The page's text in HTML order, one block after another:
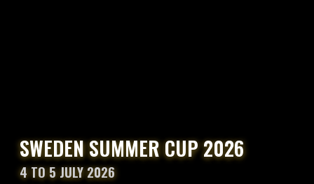
SWEDEN SUMMER CUP 2026
4 TO 5 JULY 2026